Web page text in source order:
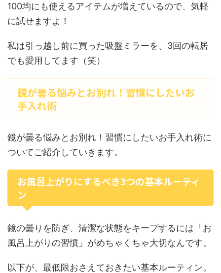
100均にも使えるアイテムが増えているので、気軽
に試せますよ！
私は引っ越し前に買った吸盤ミラーを、3回の転居
でも愛用してます（笑）
鏡が曇る悩みとお別れ！習慣にしたいお
手入れ術
鏡が曇る悩みとお別れ！習慣にしたいお手入れ術に
ついてご紹介していきます。
お風呂上がりにするべき3つの基本ルーティ
ン
鏡の曇りを防ぎ、清潔な状態をキープするには「お
風呂上がりの習慣」がめちゃくちゃ大切なんです。
以下が、最低限おさえておきたい基本ルーティン。